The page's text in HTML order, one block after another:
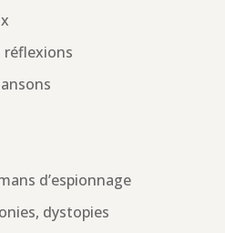
réflexions
d’espionnage
dystopies